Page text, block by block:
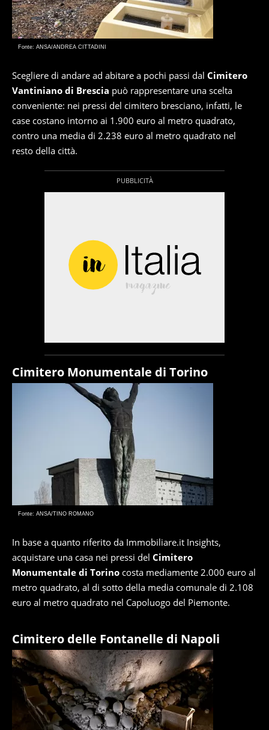
Fonte: ANSA/ANDREA CITTADINI
Scegliere di andare ad abitare a pochi passi dal Cimitero
Vantiniano di Brescia può rappresentare una scelta
conveniente: nei pressi del cimitero bresciano, infatti, le
case costano intorno ai 1.900 euro al metro quadrato,
contro una media di 2.238 euro al metro quadrato nel
resto della città.
Cimitero Monumentale di Torino
Fonte: ANSA/TINO ROMANO
In base a quanto riferito da Immobiliare.it Insights,
acquistare una casa nei pressi del Cimitero
Monumentale di Torino costa mediamente 2.000 euro al
metro quadrato, al di sotto della media comunale di 2.108
euro al metro quadrato nel Capoluogo del Piemonte.
Cimitero delle Fontanelle di Napoli